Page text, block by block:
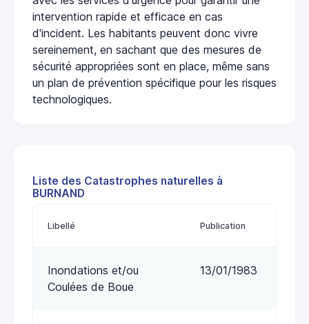
intervention rapide et efficace en cas
d'incident. Les habitants peuvent donc vivre
sereinement, en sachant que des mesures de
sécurité appropriées sont en place, même sans
un plan de prévention spécifique pour les risques
technologiques.
Liste des Catastrophes naturelles à
BURNAND
Libellé Publication
Inondations et/ou
Coulées de Boue
13/01/1983